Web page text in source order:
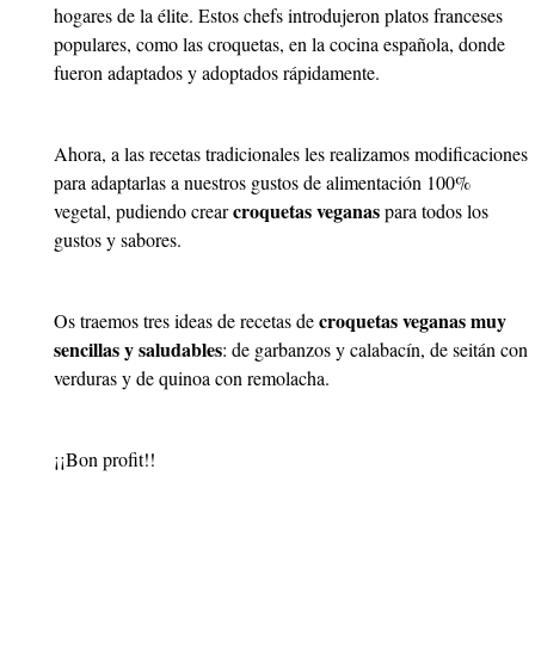
hogares de la élite. Estos chefs introdujeron platos franceses
populares, como las croquetas, en la cocina española, donde
fueron adaptados y adoptados rápidamente.
Ahora, a las recetas tradicionales les realizamos modificaciones
para adaptarlas a nuestros gustos de alimentación 100%
vegetal, pudiendo crearcroquetas veganaspara todos los
gustos y sabores.
Os traemos tres ideas de recetas decroquetas veganas muy
sencillas y saludables: de garbanzos y calabacín, de seitán con
verduras y de quinoa con remolacha.
¡¡Bon profit!!